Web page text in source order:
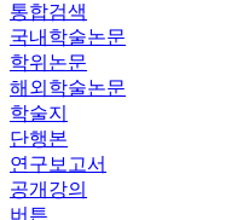
통합검색
국내학술논문
학위논문
해외학술논문
학술지
단행본
연구보고서
공개강의
버튼